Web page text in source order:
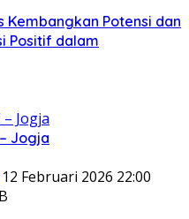
Kembangkan Potensi dan
Positif dalam
Jogja
12 Februari 2026 22:00